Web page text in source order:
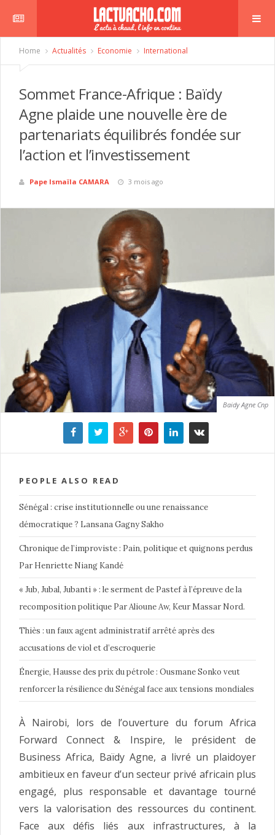
Home Actualités Economie International
Sommet France-Afrique : Baïdy
Agne plaide une nouvelle ère de
partenariats équilibrés fondée sur
l’action et l’investissement
Pape Ismaïla CAMARA 3 mois ago
Baidy Agne Cnp
PEOPLE ALSO READ
Sénégal : crise institutionnelle ou une renaissance
démocratique ? Lansana Gagny Sakho
Chronique de l’improviste : Pain, politique et quignons perdus
Par Henriette Niang Kandé
« Jub, Jubal, Jubanti » : le serment de Pastef à l’épreuve de la
recomposition politique Par Alioune Aw, Keur Massar Nord.
Thiès : un faux agent administratif arrêté après des
accusations de viol et d’escroquerie
Énergie, Hausse des prix du pétrole : Ousmane Sonko veut
renforcer la résilience du Sénégal face aux tensions mondiales
À Nairobi, lors de l’ouverture du forum Africa
Forward Connect & Inspire, le président de
Business Africa, Baïdy Agne, a livré un plaidoyer
ambitieux en faveur d’un secteur privé africain plus
engagé, plus responsable et davantage tourné
vers la valorisation des ressources du continent.
Face aux défis liés aux infrastructures, à la